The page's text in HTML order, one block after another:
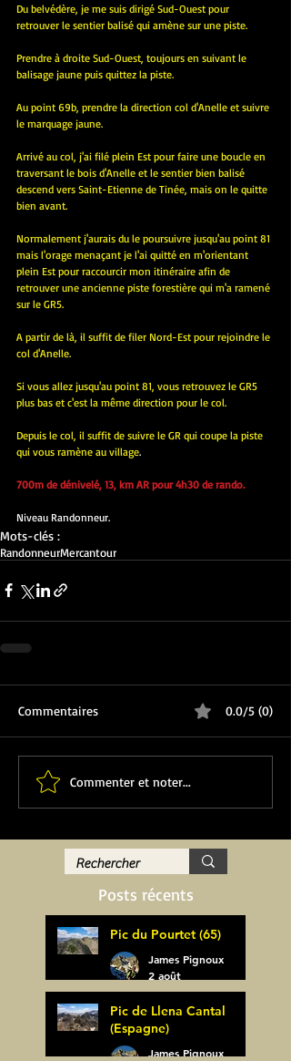
Du belvédère, je me suis dirigé Sud-Ouest pour
retrouver le sentier balisé qui amène sur une piste.
Prendre à droite Sud-Ouest, toujours en suivant le
balisage jaune puis quittez la piste.
Au point 69b, prendre la direction col d'Anelle et suivre
le marquage jaune.
Arrivé au col, j'ai filé plein Est pour faire une boucle en
traversant le bois d'Anelle et le sentier bien balisé
descend vers Saint-Etienne de Tinée, mais on le quitte
bien avant.
Normalement j'aurais du le poursuivre jusqu'au point 81
mais l'orage menaçant je l'ai quitté en m'orientant
plein Est pour raccourcir mon itinéraire afin de
retrouver une ancienne piste forestière qui m'a ramené
sur le GR5.
A partir de là, il suffit de filer Nord-Est pour rejoindre le
col d'Anelle.
Si vous allez jusqu'au point 81, vous retrouvez le GR5
plus bas et c'est la même direction pour le col.
Depuis le col, il suffit de suivre le GR qui coupe la piste
qui vous ramène au village.
700m de dénivelé, 13, km AR pour 4h30 de rando.
Niveau Randonneur.
Mots-clés :
RandonneurMercantour
Commentaires 0.0/5 (0)
Commenter et noter...
Posts récents
Pic du Pourtet (65)
James Pignoux
2 août
Pic de Llena Cantal
(Espagne)
James Pignoux